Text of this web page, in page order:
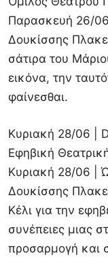
Παρασκευή 26/
Δουκίσσης
σάτιρα του
εικόνα, την
φαίνεσθαι.
Κυριακή 28/06 |
Εφηβική
Κυριακή 28/06 |
Δουκίσσης
Κέλι για την
συνέπειες μιας
προσαρμογή και